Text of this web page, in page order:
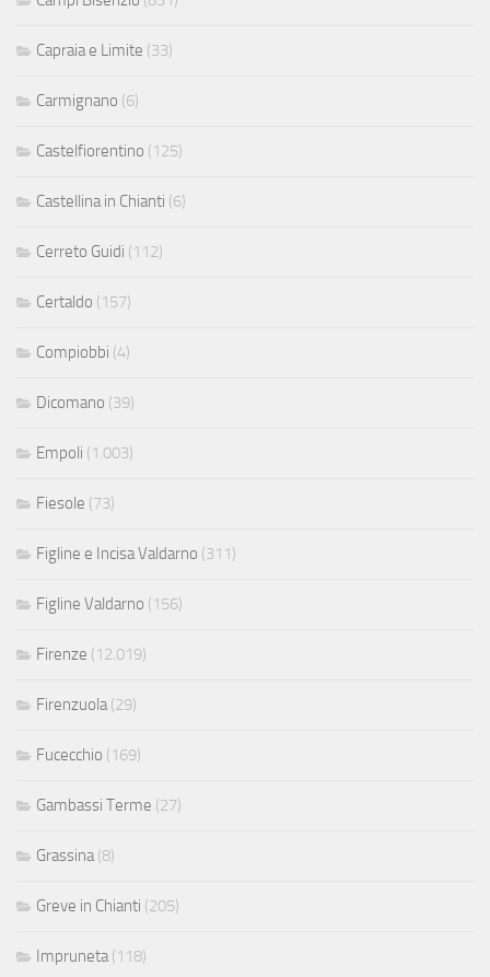
Capraia e Limite (33)
Carmignano (6)
Castelfiorentino (125)
Castellina in Chianti (6)
Cerreto Guidi (112)
Certaldo (157)
Compiobbi (4)
Dicomano (39)
Empoli (1.003)
Fiesole (73)
Figline e Incisa Valdarno (311)
Figline Valdarno (156)
Firenze (12.019)
Firenzuola(29)
Fucecchio (169)
Gambassi Terme (27)
Grassina(8)
Greve in Chianti (205)
Impruneta(118)